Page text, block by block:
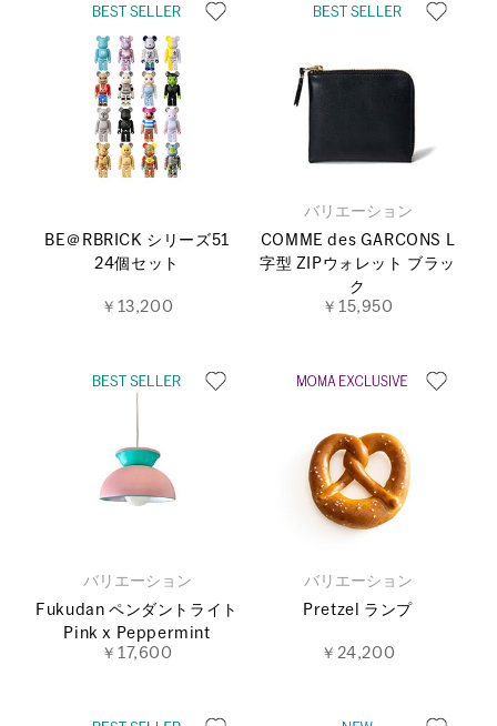
BE＠RBRICK シリーズ51
24個セット
￥13,200
バリエーション
COMME des GARCONS L
字型 ZIPウォレット ブラッ
ク
￥15,950
バリエーション
Fukudan ペンダントライト
Pink x Peppermint
￥17,600
バリエーション
Pretzel ランプ
￥24,200